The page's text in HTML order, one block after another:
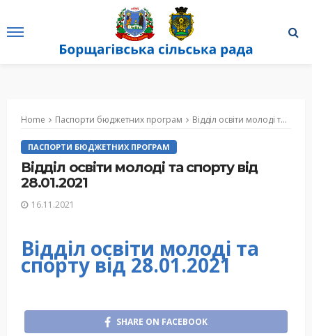
Home Паспорти бюджетних програм Відділ освіти молоді та спорту від 28.01.2021
ПАСПОРТИ БЮДЖЕТНИХ ПРОГРАМ
Відділ освіти молоді та спорту від
28.01.2021
16.11.2021
Відділ освіти молоді та
спорту від 28.01.2021
SHARE ON FACEBOOK